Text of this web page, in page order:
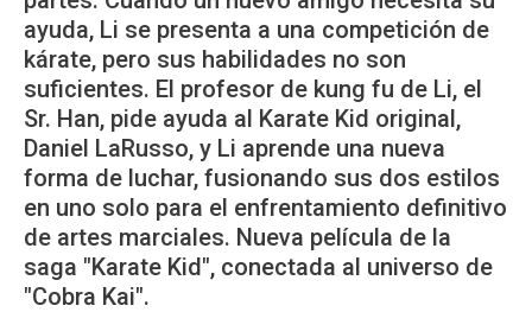
ayuda, Li se presenta a una competición de
kárate, pero sus habilidades no son
suficientes. El profesor de kung fu de Li, el
Sr. Han, pide ayuda al Karate Kid original,
Daniel LaRusso, y Li aprende una nueva
forma de luchar, fusionando sus dos estilos
en uno solo para el enfrentamiento definitivo
de artes marciales. Nueva película de la
saga "Karate Kid", conectada al universo de
"Cobra Kai".